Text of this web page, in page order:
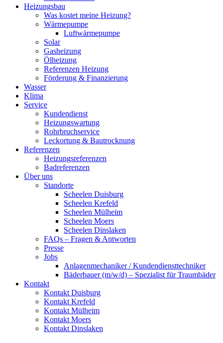
Heizungsbau
Was kostet meine Heizung?
Wärmepumpe
Luftwärmepumpe
Solar
Gasheizung
Ölheizung
Referenzen Heizung
Förderung & Finanzierung
Wasser
Klima
Service
Kundendienst
Heizungswartung
Rohrbruchservice
Leckortung & Bautrocknung
Referenzen
Heizungsreferenzen
Badreferenzen
Über uns
Standorte
Scheelen Duisburg
Scheelen Krefeld
Scheelen Mülheim
Scheelen Moers
Scheelen Dinslaken
FAQs – Fragen & Antworten
Presse
Jobs
Anlagenmechaniker / Kundendiensttechniker
Bäderbauer (m/w/d) – Spezialist für Traumbäder
Kontakt
Kontakt Duisburg
Kontakt Krefeld
Kontakt Mülheim
Kontakt Moers
Kontakt Dinslaken